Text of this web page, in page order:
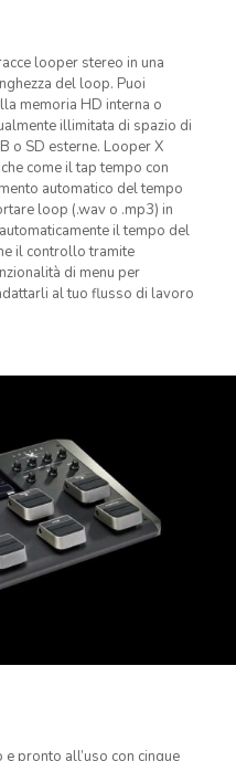
looper stereo in una
del loop. Puoi
memoria HD interna o
illimitata di spazio di
o SD esterne. Looper X
come il tap tempo con
automatico del tempo
loop (.wav o .mp3) in
il tempo del
il controllo tramite
di menu per
al tuo flusso di lavoro
pronto all’uso con cinque